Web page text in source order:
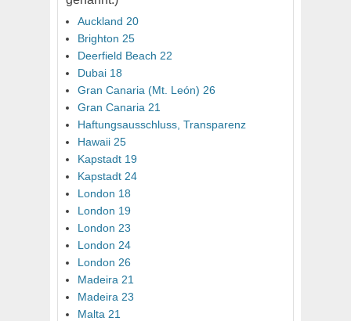
Auckland 20
Brighton 25
Deerfield Beach 22
Dubai 18
Gran Canaria (Mt. León) 26
Gran Canaria 21
Haftungsausschluss, Transparenz
Hawaii 25
Kapstadt 19
Kapstadt 24
London 18
London 19
London 23
London 24
London 26
Madeira 21
Madeira 23
Malta 21